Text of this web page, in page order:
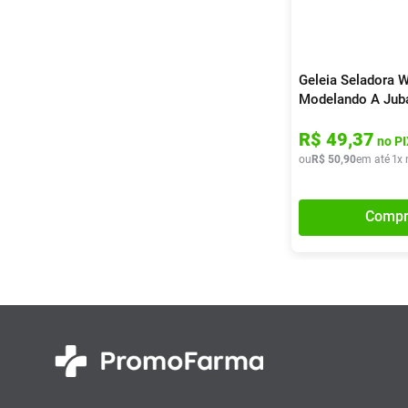
Geleia Seladora
Modelando A
R$ 49,37 no
ouR$ 50,90em até 1x